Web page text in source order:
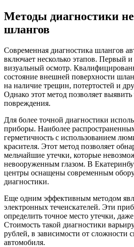
Методы диагностики
шлангов
Современная диагностика шлангов
включает несколько этапов. Первый
визуальный осмотр.
состояние внешней поверхности
на наличие трещин, потертостей и
Однако этот метод позволяет
повреждения.
Для более точной диагностики
приборы. Наиболее распространенным
герметичность с использованием
красителя. Этот метод позволяет
мельчайшие утечки, которые
невооруженным глазом. В
центры оснащены современным
диагностики.
Еще одним эффективным методом
электронных течеискателей. Эти
определить точное место утечки,
Стоимость такой диагностики
рублей, в зависимости от сложности
автомобиля.